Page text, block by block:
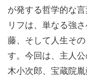
が発する哲学的な
リフは、単なる強
藤、そして人生そ
す。今回は、主人
木小次郎、宝蔵院